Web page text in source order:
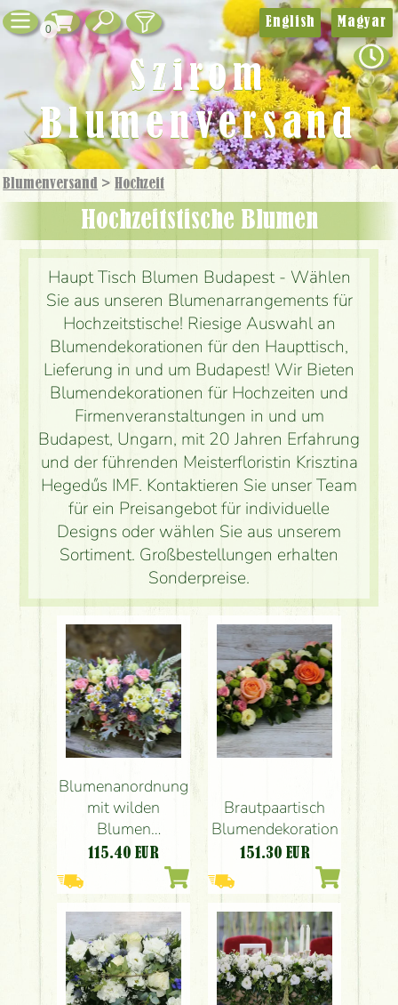
0
Blumenversand > Hochzeit
Hochzeitstische Blumen
Haupt Tisch Blumen Budapest - Wählen
Sie aus unseren Blumenarrangements für
Hochzeitstische! Riesige Auswahl an
Blumendekorationen für den Haupttisch,
Lieferung in und um Budapest! Wir Bieten
Blumendekorationen für Hochzeiten und
Firmenveranstaltungen in und um
Budapest, Ungarn, mit 20 Jahren Erfahrung
und der führenden Meisterfloristin Krisztina
Hegedűs IMF. Kontaktieren Sie unser Team
für ein Preisangebot für individuelle
Designs oder wählen Sie aus unserem
Sortiment. Großbestellungen erhalten
Sonderpreise.
Blumenanordnung
mit wilden
Blumen
(Sprayrose,
Eryngium, Kamille)
Pavillon de Paris,
Budapest
115.40 EUR
Brautpaartisch
Blumendekoration
151.30 EUR
English Magyar
Szirom
Blumenversand